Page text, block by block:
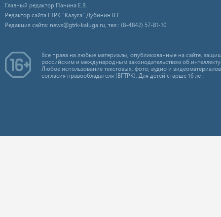
Главный редактор Панина Е.В.
Редактор сайта ГТРК "Калуга" Дубинин В.Г.
Редакция сайта: news@gtrk-kaluga.ru, тел.: (8-4842) 57-81-10
Все права на любые материалы, опубликованные на сайте,
российским и международным законодательством об
Любое использование текстовых, фото, аудио и
согласия правообладателя (ВГТРК). Для детей старше 16 лет.